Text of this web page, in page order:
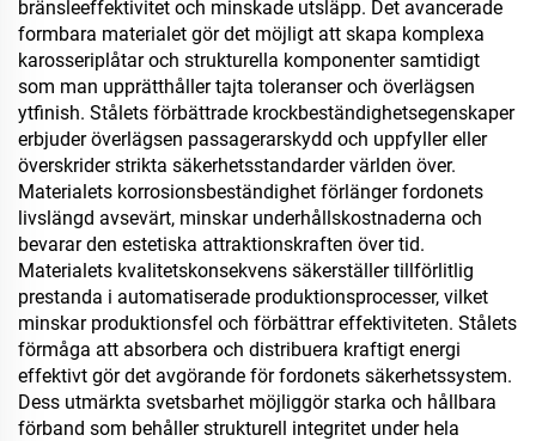
bränsleeffektivitet och minskade utsläpp. Det avancerade
formbara materialet gör det möjligt att skapa komplexa
karosseriplåtar och strukturella komponenter samtidigt
som man upprätthåller tajta toleranser och överlägsen
ytfinish. Stålets förbättrade krockbeständighetsegenskaper
erbjuder överlägsen passagerarskydd och uppfyller eller
överskrider strikta säkerhetsstandarder världen över.
Materialets korrosionsbeständighet förlänger fordonets
livslängd avsevärt, minskar underhållskostnaderna och
bevarar den estetiska attraktionskraften över tid.
Materialets kvalitetskonsekvens säkerställer tillförlitlig
prestanda i automatiserade produktionsprocesser, vilket
minskar produktionsfel och förbättrar effektiviteten. Stålets
förmåga att absorbera och distribuera kraftigt energi
effektivt gör det avgörande för fordonets säkerhetssystem.
Dess utmärkta svetsbarhet möjliggör starka och hållbara
förband som behåller strukturell integritet under hela